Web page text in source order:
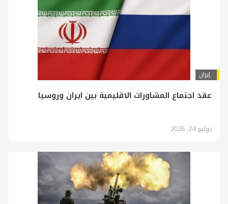
إيران
عقد اجتماع المشاورات الاقليمية بين ايران وروسيا
يوليو 24, 2026